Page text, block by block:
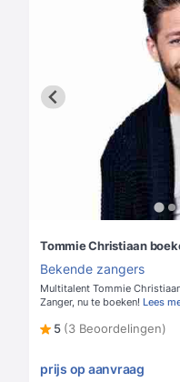
Tommie Christiaan
Bekende zangers
Multitalent Tommie
Zanger, nu te boeken! Lees
5 (3 Beoordelingen)
prijs op aanvraag